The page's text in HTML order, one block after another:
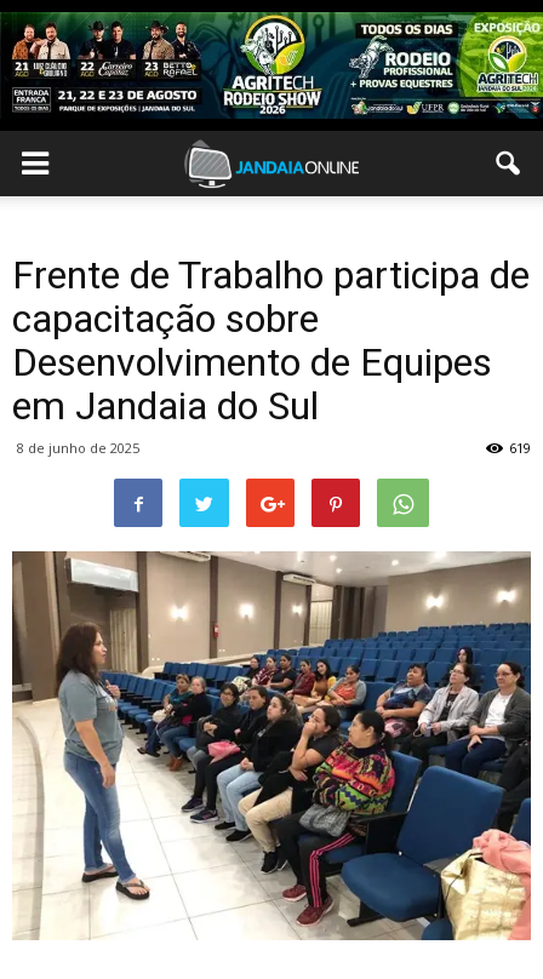
Frente de Trabalho participa de
capacitação sobre
Desenvolvimento de Equipes
em Jandaia do Sul
8 de junho de 2025 619